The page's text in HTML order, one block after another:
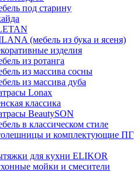
под старину
(мебель из бука и ясеня)
изделия
из ротанга
из массива сосны
из массива дуба
Lonax
классика
BeautySON
в классическом стиле
и комплектующие ПГ
для кухни ELIKOR
мойки и смесители